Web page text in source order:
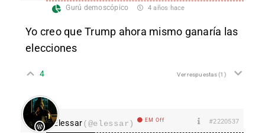
Gurú demoscópico 4 años hace
Yo creo que Trump ahora mismo ganaría las
elecciones
4 Ver respuestas(1)
Elessar(@elessar) EM Off #2220537